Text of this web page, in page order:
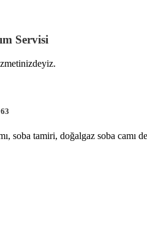
Servisi
soba tamiri, doğalgaz soba camı